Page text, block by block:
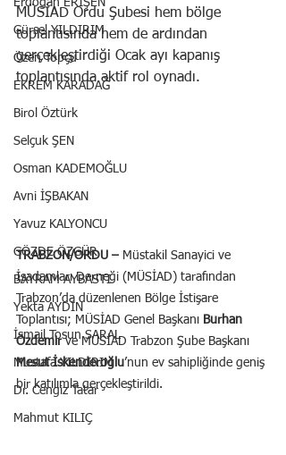
Erdoğan ERİŞEN
Gürsel YILDIRIM
Özen Topçu
EKREM KARADAĞ
Birol Öztürk
Selçuk ŞEN
Osman KADEMOĞLU
Avni İŞBAKAN
Yavuz KALYONCU
GÖZDE ÖZGÜR
BAYRAM AYBASTI
Yekta AYDIN
İsmail Tosun SARAL
Mustafa YILDIRIM
Dr. Cengiz Tatar
Mahmut KILIÇ
MÜSİAD Ordu Şubesi hem bölge
toplantısında hem de ardından
gerçekleştirdiği Ocak ayı kapanış
toplantısında aktif rol oynadı.
TRABZON/ORDU – Müstakil Sanayici ve
İşadamları Derneği (MÜSİAD) tarafından
Trabzon’da düzenlenen Bölge İstişare
Toplantısı; MÜSİAD Genel Başkanı Burhan
Özdemir ve MÜSİAD Trabzon Şube Başkanı
Mesut İskenderoğlu’nun ev sahipliğinde geniş
bir katılımla gerçekleştirildi.